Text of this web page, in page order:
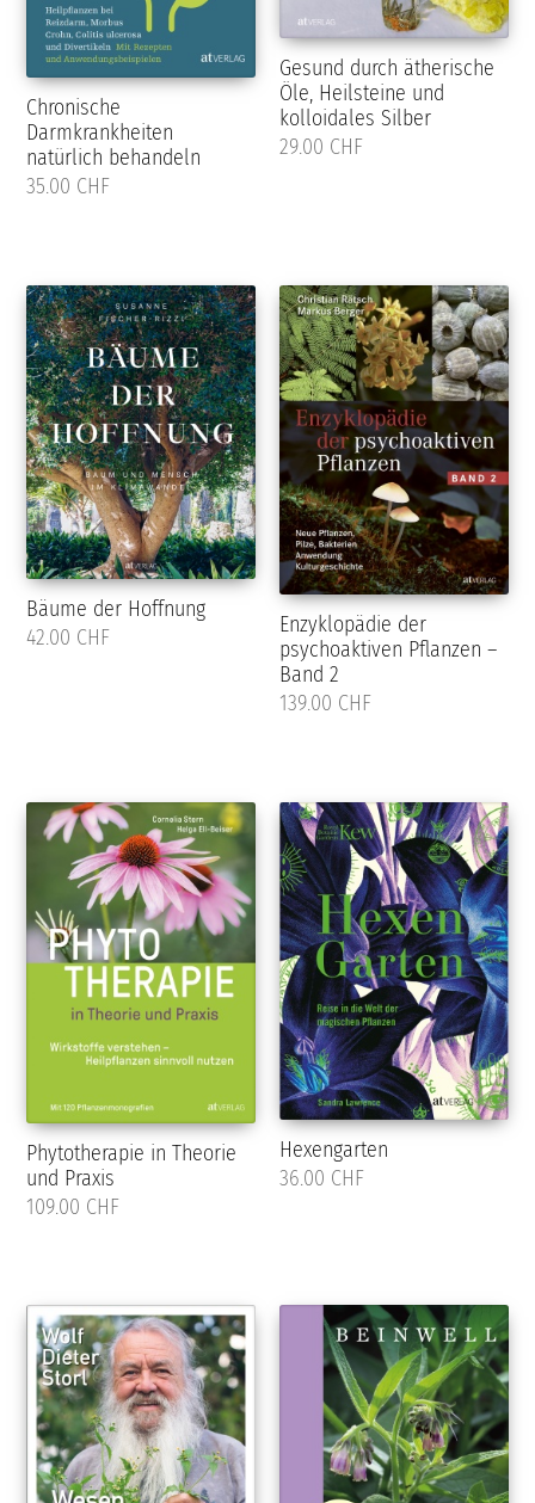
Chronische
Darmkrankheiten
natürlich behandeln
35.00 CHF
Gesund durch ätherische
Öle, Heilsteine und
kolloidales Silber
29.00 CHF
Bäume der Hoffnung
42.00 CHF
Enzyklopädie der
psychoaktiven Pflanzen –
Band 2
139.00 CHF
Phytotherapie in Theorie
und Praxis
109.00 CHF
Hexengarten
36.00 CHF